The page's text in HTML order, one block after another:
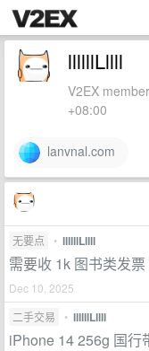
llllllLllll
V2EX
+08:00
lanvnal.com
无要点 • llllllLllll
需要收 1k 图书类发票
Dec 10, 2025
二手交易
• llllllLllll
iPhone 14 256g 国行